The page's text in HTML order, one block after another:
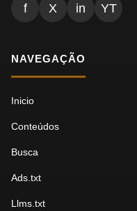
f X in YT
NAVEGAÇÃO
Inicio
Conteúdos
Busca
Ads.txt
Llms.txt